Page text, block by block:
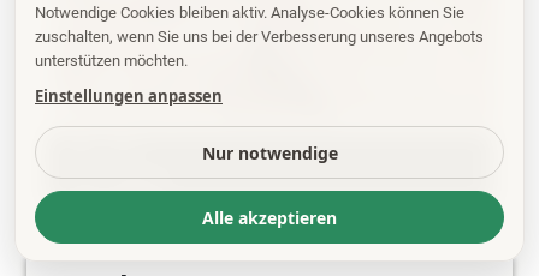
EPAPER
Notwendige Cookies bleiben aktiv. Analyse-Cookies können Sie
zuschalten, wenn Sie uns bei der Verbesserung unseres Angebots
unterstützen möchten.
Einstellungen anpassen
Nur notwendige
Alle akzeptieren